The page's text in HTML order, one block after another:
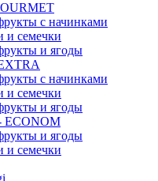
с начинками
и семечки
и ягоды
с начинками
и семечки
и ягоды
и ягоды
и семечки